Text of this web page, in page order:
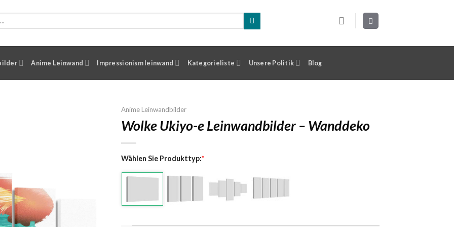
Anime Leinwand Impressionism leinwand Kategorieliste Unsere Politik Blog
Anime Leinwandbilder
Wolke Ukiyo-e Leinwandbilder – Wanddeko
Wählen Sie Produkttyp:*